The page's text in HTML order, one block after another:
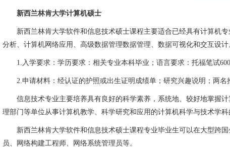
新西兰林肯大学计算机硕士
新西兰林肯大学软件和信息技术硕士课程主要适合已经具有计算机专
分析、计算机网络应用、高级数据管理数据管理、数据可视化和交互设
1.入学要求：学历要求：相关专业本科毕业；语言要求：托福笔试600
2.申请材料：经认证的护照或出生证明成绩单；研究兴趣说明；两名
信息技术专业主要培养具有良好的科学素养，系统地、较好地掌握计
理部门等单位从事计算机教学、科学研究和应用的计算机科学与技术学科
新西兰林肯大学软件和信息技术硕士课程专业毕业生可以在大型跨国
员、网络构建工程师、网络系统管理员等。